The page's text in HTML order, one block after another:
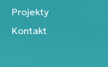
Projekty
Kontakt